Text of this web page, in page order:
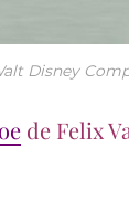
Disney
de Felix